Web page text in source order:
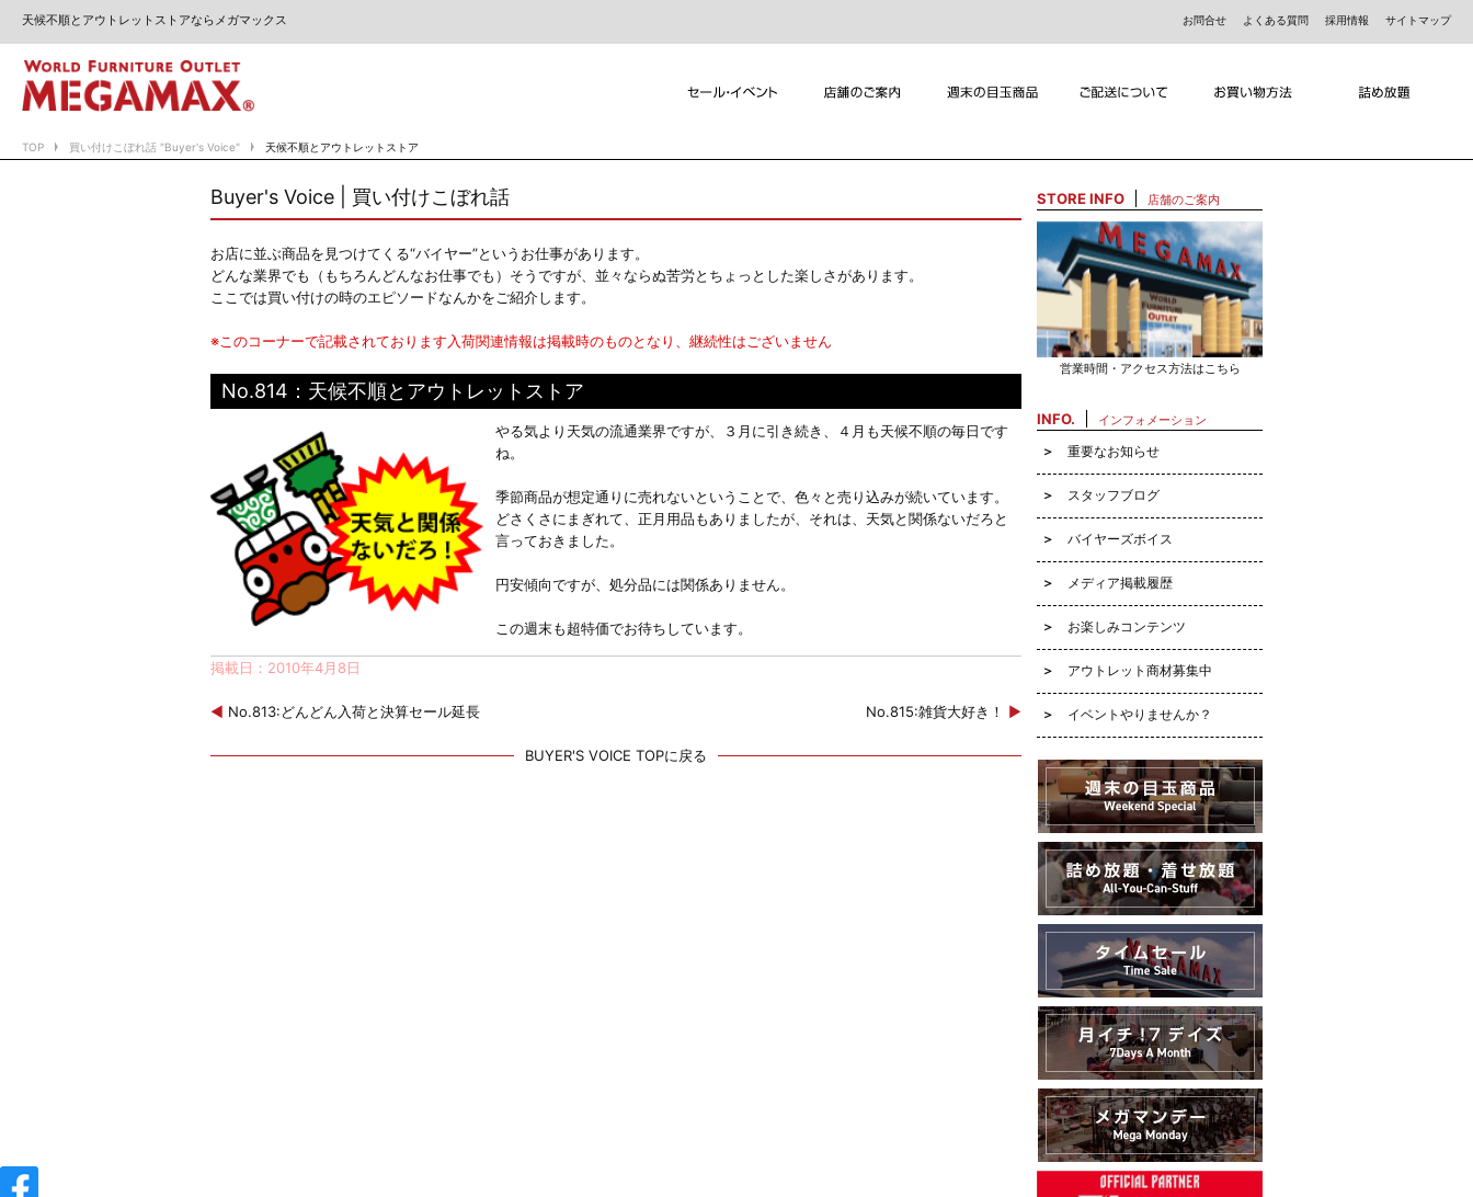
天候不順とアウトレットストアならメガマックス お問合せ よくある質問 採用情報 サイトマップ
TOP 買い付けこぼれ話 "Buyer's Voice" 天候不順とアウトレットストア
Buyer's Voice | 買い付けこぼれ話
お店に並ぶ商品を見つけてくる“バイヤー”というお仕事があります。
どんな業界でも（もちろんどんなお仕事でも）そうですが、並々ならぬ苦労とちょっとした楽しさがあります。
ここでは買い付けの時のエピソードなんかをご紹介します。
※このコーナーで記載されております入荷関連情報は掲載時のものとなり、継続性はございません
No.814：天候不順とアウトレットストア
やる気より天気の流通業界ですが、３月に引き続き、４月も天候不順の毎日です
ね。
季節商品が想定通りに売れないということで、色々と売り込みが続いています。
どさくさにまぎれて、正月用品もありましたが、それは、天気と関係ないだろと
言っておきました。
円安傾向ですが、処分品には関係ありません。
この週末も超特価でお待ちしています。
掲載日：2010年4月8日
◀ No.813:どんどん入荷と決算セール延長 No.815:雑貨大好き！ ▶
BUYER'S VOICE TOPに戻る
STORE INFO 店舗のご案内
営業時間・アクセス方法はこちら
INFO. インフォメーション
重要なお知らせ
スタッフブログ
バイヤーズボイス
メディア掲載履歴
お楽しみコンテンツ
アウトレット商材募集中
イベントやりませんか？